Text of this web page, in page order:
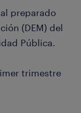
preparado
(DEM) del
Pública.
trimestre